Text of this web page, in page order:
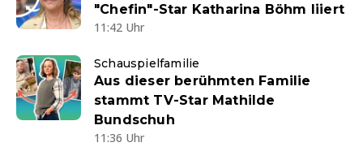
"Chefin"-Star Katharina Böhm liiert
11:42 Uhr
Schauspielfamilie
Aus dieser berühmten Familie
stammt TV-Star Mathilde
Bundschuh
11:36 Uhr